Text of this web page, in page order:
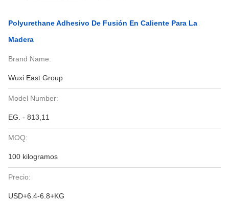
Polyurethane Adhesivo De Fusión En Caliente Para La
Madera
Brand Name:
Wuxi East Group
Model Number:
EG. - 813,11
MOQ:
100 kilogramos
Precio:
USD+6.4-6.8+KG